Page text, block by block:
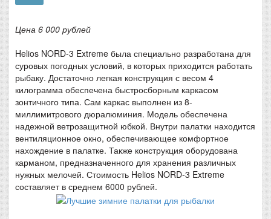
Цена 6 000 рублей
Helios NORD-3 Extreme была специально разработана для
суровых погодных условий, в которых приходится работать
рыбаку. Достаточно легкая конструкция с весом 4
килограмма обеспечена быстросборным каркасом
зонтичного типа. Сам каркас выполнен из 8-
миллимитрового дюралюминия. Модель обеспечена
надежной ветрозащитной юбкой. Внутри палатки находится
вентиляционное окно, обеспечивающее комфортное
нахождение в палатке. Также конструкция оборудована
карманом, предназначенного для хранения различных
нужных мелочей. Стоимость Helios NORD-3 Extreme
составляет в среднем 6000 рублей.